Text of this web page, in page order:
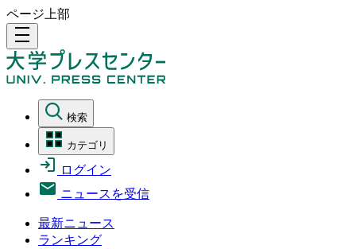
ページ上部
density_medium
検索
カテゴリ
ログイン
ニュースを受信
最新ニュース
ランキング